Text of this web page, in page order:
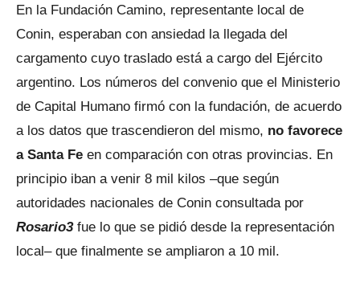
En la Fundación Camino, representante local de
Conin, esperaban con ansiedad la llegada del
cargamento cuyo traslado está a cargo del Ejército
argentino. Los números del convenio que el Ministerio
de Capital Humano firmó con la fundación, de acuerdo
a los datos que trascendieron del mismo, no favorece
a Santa Fe en comparación con otras provincias. En
principio iban a venir 8 mil kilos –que según
autoridades nacionales de Conin consultada por
Rosario3 fue lo que se pidió desde la representación
local– que finalmente se ampliaron a 10 mil.